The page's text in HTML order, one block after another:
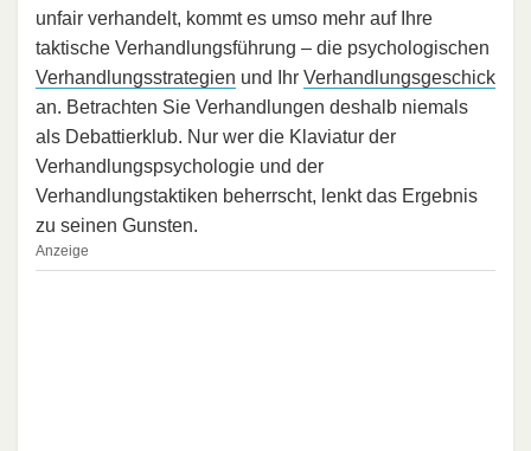
unfair verhandelt, kommt es umso mehr auf Ihre
taktische Verhandlungsführung – die psychologischen
Verhandlungsstrategien und Ihr Verhandlungsgeschick
an. Betrachten Sie Verhandlungen deshalb niemals
als Debattierklub. Nur wer die Klaviatur der
Verhandlungspsychologie und der
Verhandlungstaktiken beherrscht, lenkt das Ergebnis
zu seinen Gunsten.
Anzeige